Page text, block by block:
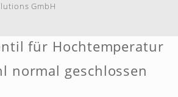
für Hochtemperatur
normal geschlossen